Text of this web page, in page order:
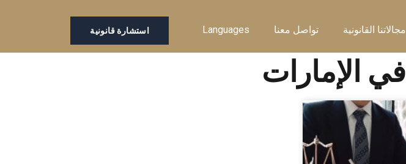
مجالاتنا القانونية تواصل معنا Languages استشارة قانونية